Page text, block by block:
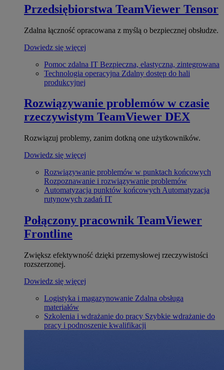
Przedsiębiorstwa TeamViewer Tensor
Zdalna łączność opracowana z myślą o bezpiecznej obsłudze.
Dowiedz się więcej
Pomoc zdalna IT Bezpieczna, elastyczna, zintegrowana
Technologia operacyjna Zdalny dostęp do hali
produkcyjnej
Rozwiązywanie problemów w czasie
rzeczywistym TeamViewer DEX
Rozwiązuj problemy, zanim dotkną one użytkowników.
Dowiedz się więcej
Rozwiązywanie problemów w punktach końcowych
Rozpoznawanie i rozwiązywanie problemów
Automatyzacja punktów końcowych Automatyzacja
rutynowych zadań IT
Połączony pracownik TeamViewer
Frontline
Zwiększ efektywność dzięki przemysłowej rzeczywistości
rozszerzonej.
Dowiedz się więcej
Logistyka i magazynowanie Zdalna obsługa
materiałów
Szkolenia i wdrażanie do pracy Szybkie wdrażanie do
pracy i podnoszenie kwalifikacji